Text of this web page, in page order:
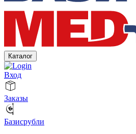
Каталог
Вход
Заказы
Базисрубли